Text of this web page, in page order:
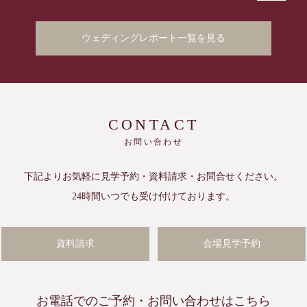
ウェディングレポート一覧を見る
CONTACT
お問い合わせ
下記よりお気軽に見学予約・資料請求・ お問合せください。
24時間いつでも受け付けております。
資料請求 会場見学予約
お電話でのご予約・ お問い合わせはこちら